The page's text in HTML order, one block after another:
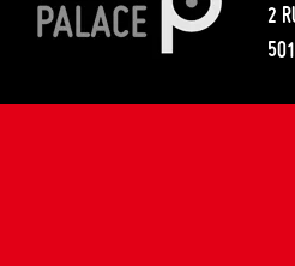
articles
2